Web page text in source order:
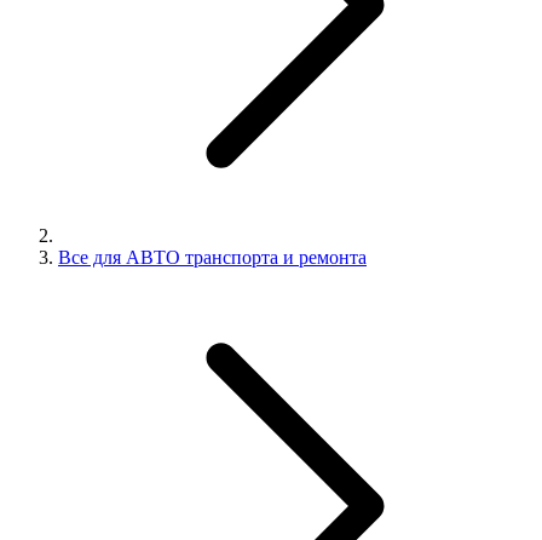
Все для АВТО транспорта и ремонта